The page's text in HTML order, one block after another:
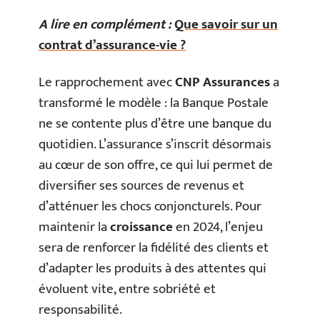
A lire en complément :Que savoir sur un
contrat d’assurance-vie ?
Le rapprochement avecCNP Assurancesa
transformé le modèle : la Banque Postale
ne se contente plus d’être une banque du
quotidien. L’assurance s’inscrit désormais
au cœur de son offre, ce qui lui permet de
diversifier ses sources de revenus et
d’atténuer les chocs conjoncturels. Pour
maintenir lacroissanceen 2024, l’enjeu
sera de renforcer la fidélité des clients et
d’adapter les produits à des attentes qui
évoluent vite, entre sobriété et
responsabilité.